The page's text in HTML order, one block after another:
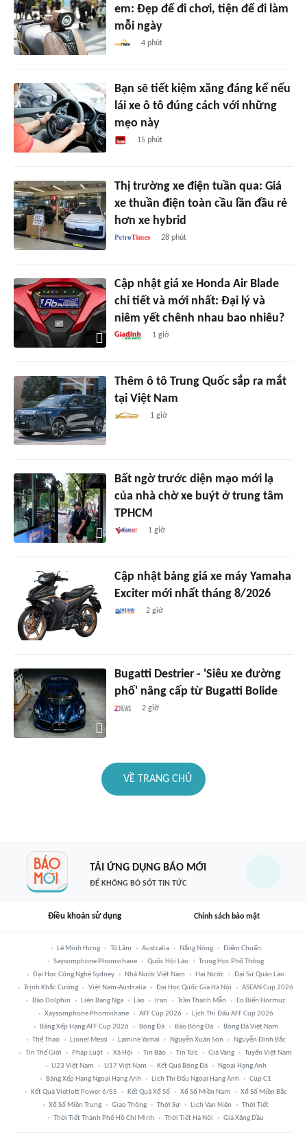
em: Đẹp để đi chơi, tiện để đi làm
mỗi ngày
4 phút
Bạn sẽ tiết kiệm xăng đáng kể nếu
lái xe ô tô đúng cách với những
mẹo này
15 phút
Thị trường xe điện tuần qua: Giá
xe thuần điện toàn cầu lần đầu rẻ
hơn xe hybrid
28 phút
Cập nhật giá xe Honda Air Blade
chi tiết và mới nhất: Đại lý và
niêm yết chênh nhau bao nhiêu?
1 giờ
Thêm ô tô Trung Quốc sắp ra mắt
tại Việt Nam
1 giờ
Bất ngờ trước diện mạo mới lạ
của nhà chờ xe buýt ở trung tâm
TPHCM
1 giờ
Cập nhật bảng giá xe máy Yamaha
Exciter mới nhất tháng 8/2026
2 giờ
Bugatti Destrier - 'Siêu xe đường
phố' nâng cấp từ Bugatti Bolide
2 giờ
VỀ TRANG CHỦ
TẢI ỨNG DỤNG BÁO MỚI
ĐỂ KHÔNG BỎ SÓT TIN TỨC
Điều khoản sử dụng Chính sách bảo mật
Lê Minh Hưng Tô Lâm Australia Nắng Nóng
Điểm Chuẩn
Saysomphone Phomvihane
Quốc Hội Lào
Trung Học Phổ Thông
Đại Học Công Nghệ Sydney
Nhà Nước Việt Nam Hai Nước
Đại Sứ Quán Lào
Trịnh Khắc Cường
Việt Nam-Australia Đại Học Quốc Gia Hà Nội
ASEAN Cup 2026
Bão Dolphin
Liên Bang Nga Lào Iran Trần Thanh Mẫn
Eo Biển Hormuz
Xaysomphone Phomvihane
AFF Cup 2026
Lịch Thi Đấu AFF Cup 2026
Bảng Xếp Hạng AFF Cup 2026
Bóng Đá Báo Bóng Đá
Bóng Đá Việt Nam
Thể Thao
Lionel Messi Lamine Yamal Nguyễn Xuân Son
Nguyễn Đình Bắc
Tin Thế Giới
Pháp Luật Xã Hội Tin Bão Tin Tức Giá Vàng
Tuyển Việt Nam
U23 Việt Nam
U17 Việt Nam Kết Quả Bóng Đá
Ngoại Hạng Anh
Bảng Xếp Hạng Ngoại Hạng Anh
Lịch Thi Đấu Ngoại Hạng Anh
Cúp C1
Kết Quả Vietlott Power 6/55
Kết Quả Xổ Số Xổ Số Miền Nam
Xổ Số Miền Bắc
Xổ Số Miền Trung
Giao Thông Thời Sự Lịch Vạn Niên
Thời Tiết
Thời Tiết Thành Phố Hồ Chí Minh
Thời Tiết Hà Nội Giá Xăng Dầu